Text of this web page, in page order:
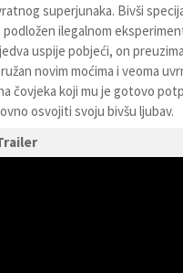
superjunaka. Bivši
podložen ilegalnom
uspije pobjeći, on
novim moćima i veoma
čovjeka koji mu je gotovo
osvojiti svoju bivšu ljubav.